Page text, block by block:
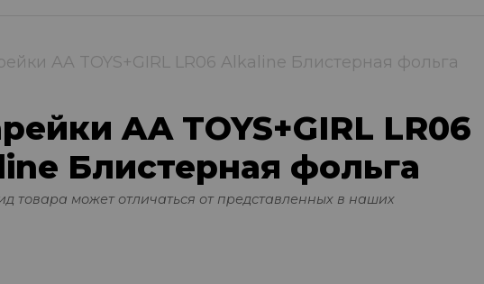
AA TOYS+GIRL LR06 Alkaline Блистерная фольга
AA TOYS+GIRL LR06
Блистерная фольга
товара может отличаться от представленных в наших